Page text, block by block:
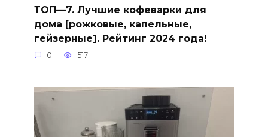
ТОП—7. Лучшие кофеварки для
дома [рожковые, капельные,
гейзерные]. Рейтинг 2024 года!
0 517